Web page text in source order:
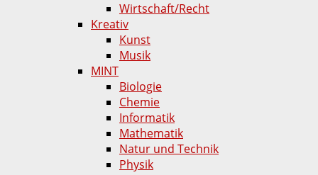
Wirtschaft/Recht
Kreativ
Kunst
Musik
MINT
Biologie
Chemie
Informatik
Mathematik
Natur und Technik
Physik